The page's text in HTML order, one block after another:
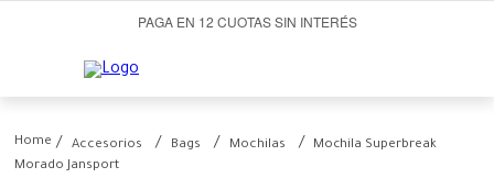
PAGA EN 12 CUOTAS SIN INTERÉS
Accesorios Bags Mochilas
Mochila Superbreak
Morado Jansport